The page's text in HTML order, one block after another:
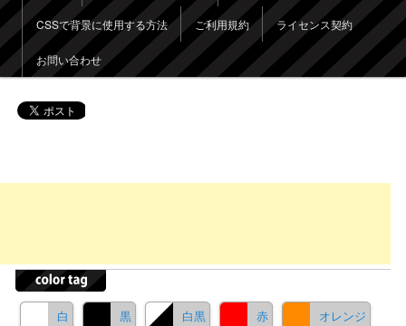
CSSで背景に使用する方法 ご利用規約 ライセンス契約
お問い合わせ
白 黒 白黒 赤 オレンジ